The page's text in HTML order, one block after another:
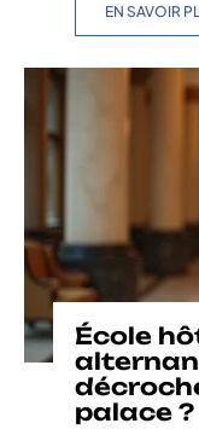
EN SAVOIR
École
palace ?